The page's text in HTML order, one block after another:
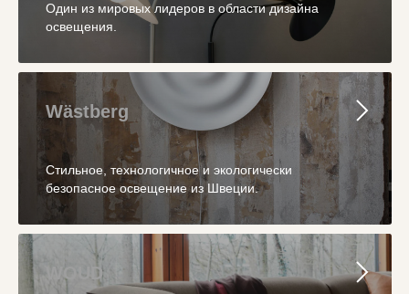
Один из мировых лидеров в области дизайна
освещения.
Wästberg
Стильное, технологичное и экологически
безопасное освещение из Швеции.
WOUD